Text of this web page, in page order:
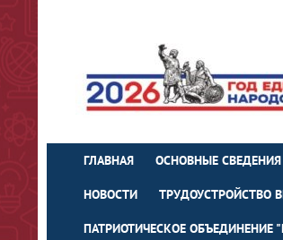
ГЛАВНАЯ ОСНОВНЫЕ СВЕДЕНИЯ
НОВОСТИ ТРУДОУСТРОЙСТВО
ПАТРИОТИЧЕСКОЕ ОБЪЕДИНЕНИЕ